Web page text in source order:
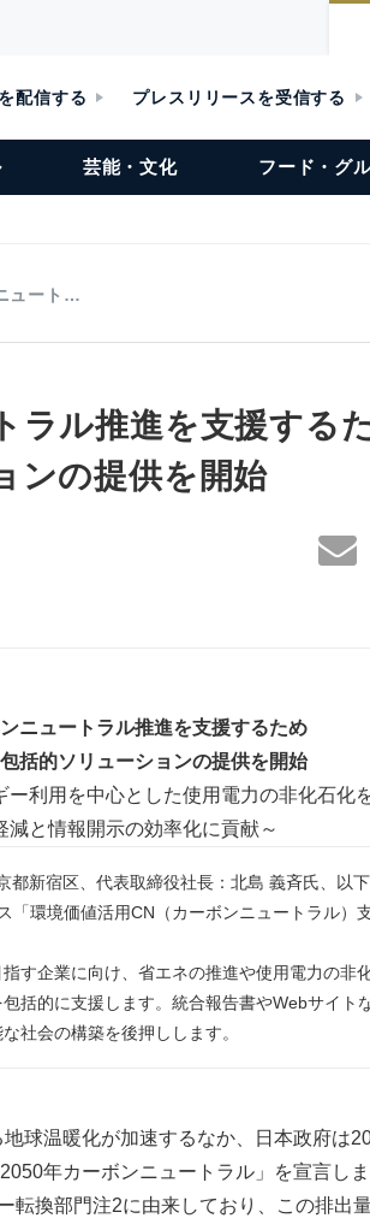
配信する プレスリリースを受信する
芸能・文化 フード・グ
ュート…
ラル推進を支援する
ンの提供を開始
ニュートラル推進を支援するため
括的ソリューションの提供を開始
ー利用を中心とした使用電力の非化石化
減と情報開示の効率化に貢献～
都新宿区、代表取締役社長：北島 義斉氏、以
「環境価値活用CN（カーボンニュートラル）
す企業に向け、省エネの推進や使用電力の非
括的に支援します。統合報告書やWebサイト
社会の構築を後押しします。
球温暖化が加速するなか、日本政府は
年カーボンニュートラル」を宣言し
転換部門注2に由来しており、この排出